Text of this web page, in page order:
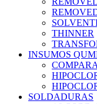
THINNER
INSUMOS
SOLDADURAS